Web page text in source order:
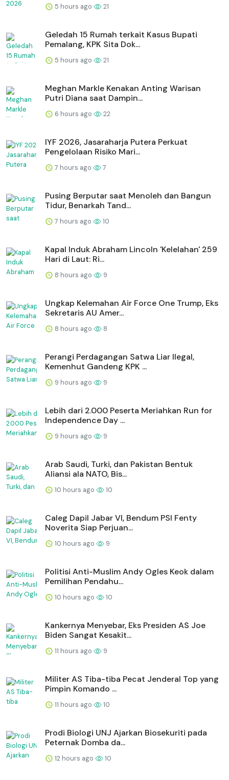
5 hours ago 21
Geledah 15 Rumah terkait Kasus Bupati
Pemalang, KPK Sita Dok...
5 hours ago 21
Meghan Markle Kenakan Anting Warisan
Putri Diana saat Dampin...
6 hours ago 22
IYF 2026, Jasaraharja Putera Perkuat
Pengelolaan Risiko Mari...
7 hours ago 7
Pusing Berputar saat Menoleh dan Bangun
Tidur, Benarkah Tand...
7 hours ago 10
Kapal Induk Abraham Lincoln 'Kelelahan' 259
Hari di Laut: Ri...
8 hours ago 9
Ungkap Kelemahan Air Force One Trump, Eks
Sekretaris AU Amer...
8 hours ago 8
Perangi Perdagangan Satwa Liar Ilegal,
Kemenhut Gandeng KPK ...
9 hours ago 9
Lebih dari 2.000 Peserta Meriahkan Run for
Independence Day ...
9 hours ago 9
Arab Saudi, Turki, dan Pakistan Bentuk
Aliansi ala NATO, Bis...
10 hours ago 10
Caleg Dapil Jabar VI, Bendum PSI Fenty
Noverita Siap Perjuan...
10 hours ago 9
Politisi Anti-Muslim Andy Ogles Keok dalam
Pemilihan Pendahu...
10 hours ago 10
Kankernya Menyebar, Eks Presiden AS Joe
Biden Sangat Kesakit...
11 hours ago 9
Militer AS Tiba-tiba Pecat Jenderal Top yang
Pimpin Komando ...
11 hours ago 10
Prodi Biologi UNJ Ajarkan Biosekuriti pada
Peternak Domba da...
12 hours ago 10